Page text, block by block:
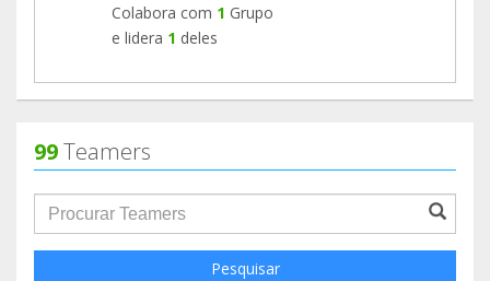
Colabora com 1 Grupo
e lidera 1 deles
99Teamers
groupProfile.searchForm.search.text???
Pesquisar